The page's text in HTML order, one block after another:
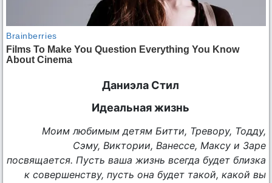
Даниэла Стил
Идеальная жизнь
Моим любимым детям Битти, Тревору, Тодду,
Сэму, Виктории, Ванессе, Максу и Заре
посвящается. Пусть ваша жизнь всегда будет близка
к совершенству, пусть она будет такой, какой вы